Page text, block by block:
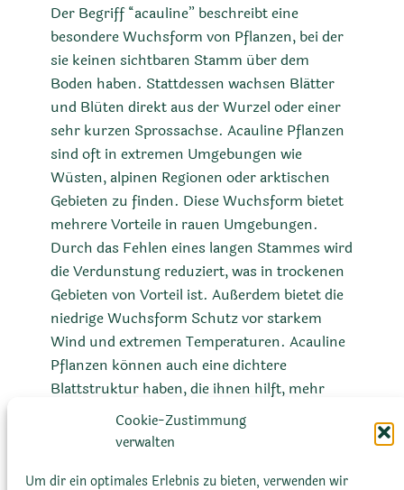
Cookie-Zustimmung
verwalten
Um dir ein optimales Erlebnis zu bieten, verwenden wir
Der Begriff “acauline” beschreibt eine
besondere Wuchsform von Pflanzen, bei der
sie keinen sichtbaren Stamm über dem
Boden haben. Stattdessen wachsen Blätter
und Blüten direkt aus der Wurzel oder einer
sehr kurzen Sprossachse. Acauline Pflanzen
sind oft in extremen Umgebungen wie
Wüsten, alpinen Regionen oder arktischen
Gebieten zu finden. Diese Wuchsform bietet
mehrere Vorteile in rauen Umgebungen.
Durch das Fehlen eines langen Stammes wird
die Verdunstung reduziert, was in trockenen
Gebieten von Vorteil ist. Außerdem bietet die
niedrige Wuchsform Schutz vor starkem
Wind und extremen Temperaturen. Acauline
Pflanzen können auch eine dichtere
Blattstruktur haben, die ihnen hilft, mehr
Feuchtigkeit zu speichern. Diese Wuchsform
ist in der Botanik von besonderem Interesse,
Anpassungsfähigkeit von Pflanzen an